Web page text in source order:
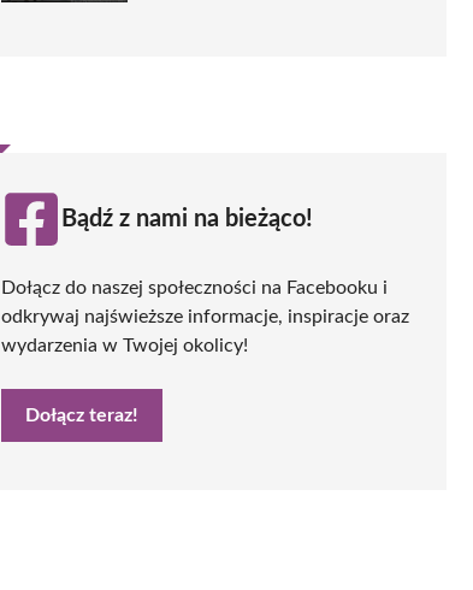
Bądź z nami na bieżąco!
Dołącz do naszej społeczności na Facebooku i
odkrywaj najświeższe informacje, inspiracje oraz
wydarzenia w Twojej okolicy!
Dołącz teraz!